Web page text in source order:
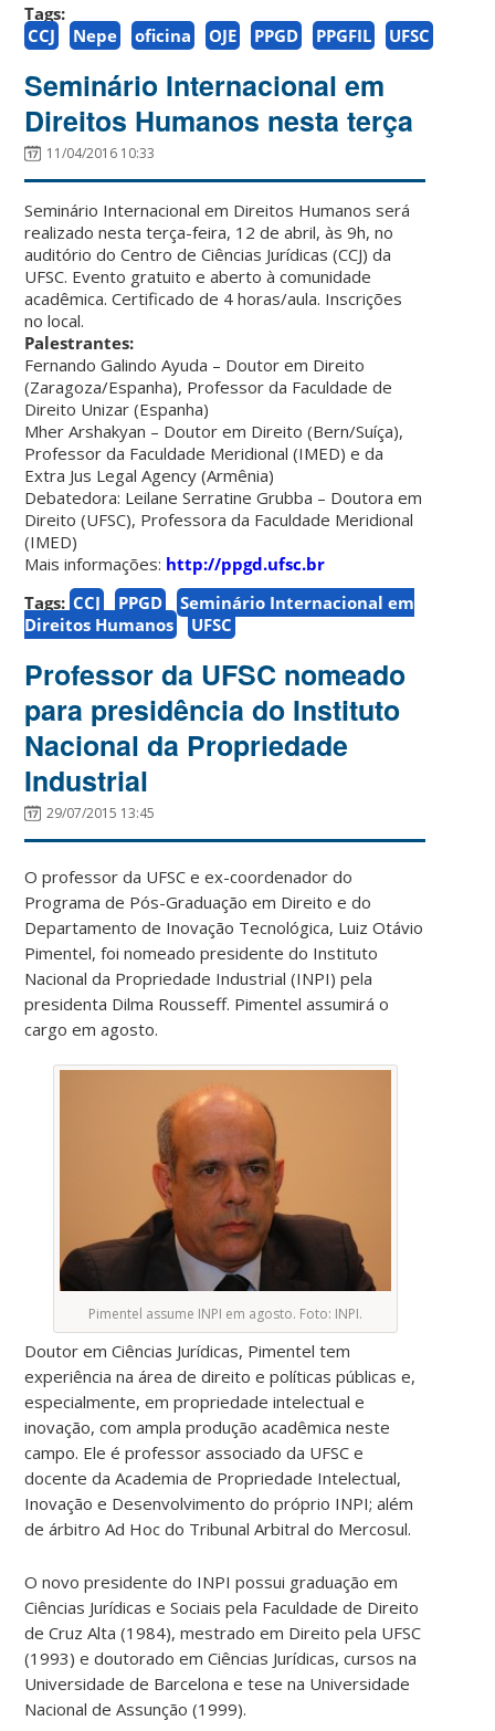
Tags:
CCJ
Nepe oficina OJE PPGD PPGFIL UFSC
Seminário Internacional em
Direitos Humanos nesta terça
11/04/2016 10:33
Seminário Internacional em Direitos Humanos será
realizado nesta terça-feira, 12 de abril, às 9h, no
auditório do Centro de Ciências Jurídicas (CCJ) da
UFSC. Evento gratuito e aberto à comunidade
acadêmica. Certificado de 4 horas/aula. Inscrições
no local.
Palestrantes:
Fernando Galindo Ayuda – Doutor em Direito
(Zaragoza/Espanha), Professor da Faculdade de
Direito Unizar (Espanha)
Mher Arshakyan – Doutor em Direito (Bern/Suíça),
Professor da Faculdade Meridional (IMED) e da
Extra Jus Legal Agency (Armênia)
Debatedora: Leilane Serratine Grubba – Doutora em
Direito (UFSC), Professora da Faculdade Meridional
(IMED)
Mais informações: http://ppgd.ufsc.br
Tags: CCJ PPGD
Seminário Internacional em
Direitos Humanos
UFSC
Professor da UFSC nomeado
para presidência do Instituto
Nacional da Propriedade
Industrial
29/07/2015 13:45
O professor da UFSC e ex-coordenador do
Programa de Pós-Graduação em Direito e do
Departamento de Inovação Tecnológica, Luiz Otávio
Pimentel, foi nomeado presidente do Instituto
Nacional da Propriedade Industrial (INPI) pela
presidenta Dilma Rousseff. Pimentel assumirá o
cargo em agosto.
Pimentel assume INPI em agosto. Foto: INPI.
Doutor em Ciências Jurídicas, Pimentel tem
experiência na área de direito e políticas públicas e,
especialmente, em propriedade intelectual e
inovação, com ampla produção acadêmica neste
campo. Ele é professor associado da UFSC e
docente da Academia de Propriedade Intelectual,
Inovação e Desenvolvimento do próprio INPI; além
de árbitro Ad Hoc do Tribunal Arbitral do Mercosul.
O novo presidente do INPI possui graduação em
Ciências Jurídicas e Sociais pela Faculdade de Direito
de Cruz Alta (1984), mestrado em Direito pela UFSC
(1993) e doutorado em Ciências Jurídicas, cursos na
Universidade de Barcelona e tese na Universidade
Nacional de Assunção (1999).